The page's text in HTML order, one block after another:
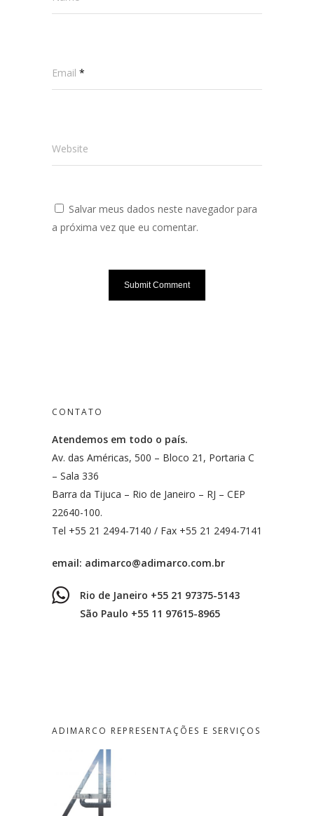
Email *
Website
Salvar meus dados neste navegador para
a próxima vez que eu comentar.
CONTATO
Atendemos em todo o país.
Av. das Américas, 500 – Bloco 21, Portaria C
– Sala 336
Barra da Tijuca – Rio de Janeiro – RJ – CEP
22640-100.
Tel +55 21 2494-7140 / Fax +55 21 2494-7141
email: adimarco@adimarco.com.br
Rio de Janeiro +55 21 97375-5143
São Paulo +55 11 97615-8965
ADIMARCO REPRESENTAÇÕES E SERVIÇOS